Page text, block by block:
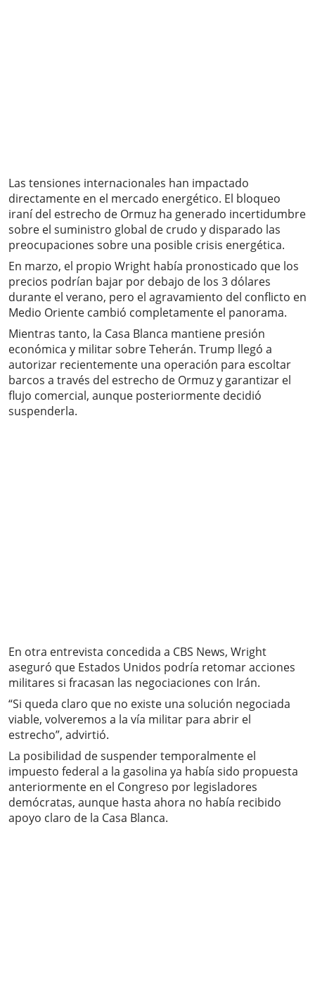
Las tensiones internacionales han impactado
directamente en el mercado energético. El bloqueo
iraní del estrecho de Ormuz ha generado incertidumbre
sobre el suministro global de crudo y disparado las
preocupaciones sobre una posible crisis energética.
En marzo, el propio Wright había pronosticado que los
precios podrían bajar por debajo de los 3 dólares
durante el verano, pero el agravamiento del conflicto en
Medio Oriente cambió completamente el panorama.
Mientras tanto, la Casa Blanca mantiene presión
económica y militar sobre Teherán. Trump llegó a
autorizar recientemente una operación para escoltar
barcos a través del estrecho de Ormuz y garantizar el
flujo comercial, aunque posteriormente decidió
suspenderla.
En otra entrevista concedida a CBS News, Wright
aseguró que Estados Unidos podría retomar acciones
militares si fracasan las negociaciones con Irán.
“Si queda claro que no existe una solución negociada
viable, volveremos a la vía militar para abrir el
estrecho”, advirtió.
La posibilidad de suspender temporalmente el
impuesto federal a la gasolina ya había sido propuesta
anteriormente en el Congreso por legisladores
demócratas, aunque hasta ahora no había recibido
apoyo claro de la Casa Blanca.